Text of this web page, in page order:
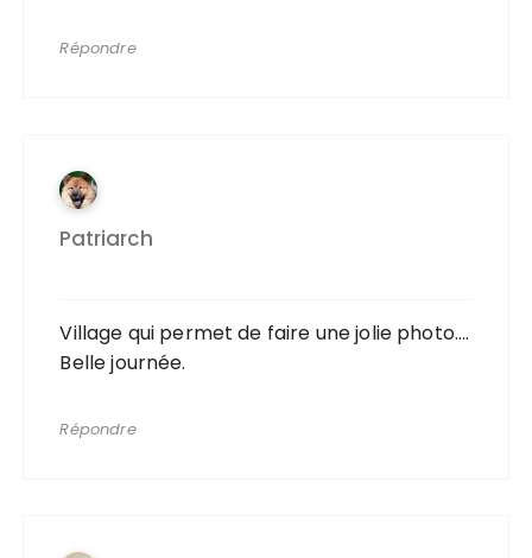
Répondre
Patriarch
Village qui permet de faire une jolie photo….
Belle journée.
Répondre